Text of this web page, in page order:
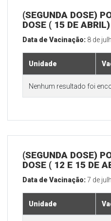
(SEGUNDA DOSE)
DOSE ( 15 DE ABRIL)
Data de Vacinação: 8 de
Unidade
Nenhum resultado foi
(SEGUNDA DOSE)
DOSE ( 12 E 15 DE
Data de Vacinação:7 de
Unidade